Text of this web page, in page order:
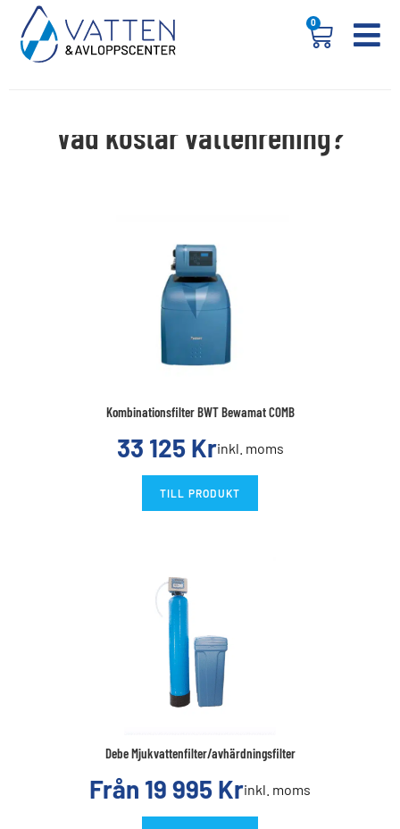
0
Vad kostar vattenrening?
Kombinationsfilter BWT Bewamat COMB
33 125 Krinkl. moms
TILL PRODUKT
Debe Mjukvattenfilter/avhärdningsfilter
Från 19 995 Krinkl. moms